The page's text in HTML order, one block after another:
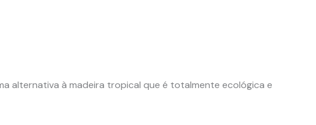
alternativa à madeira tropical que é totalmente ecológica e